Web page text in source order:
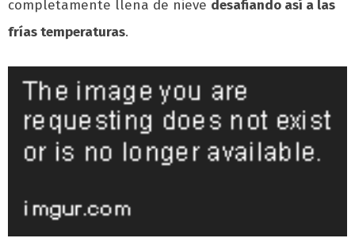
completamente llena de nieve desafiando así a las
frías temperaturas.